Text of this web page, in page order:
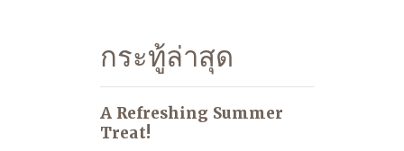
กระทู้ล่าสุด
A Refreshing Summer
Treat!